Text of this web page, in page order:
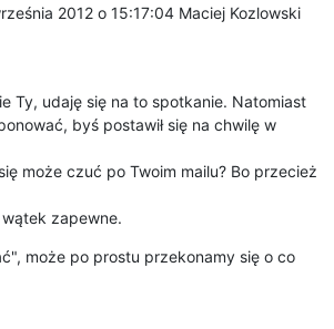
2012 o 15:17:04 Maciej Kozlowski
Ty, udaję się na to spotkanie. Natomiast
byś postawił się na chwilę w
może czuć po Twoim mailu? Bo przecież
zapewne.
może po prostu przekonamy się o co